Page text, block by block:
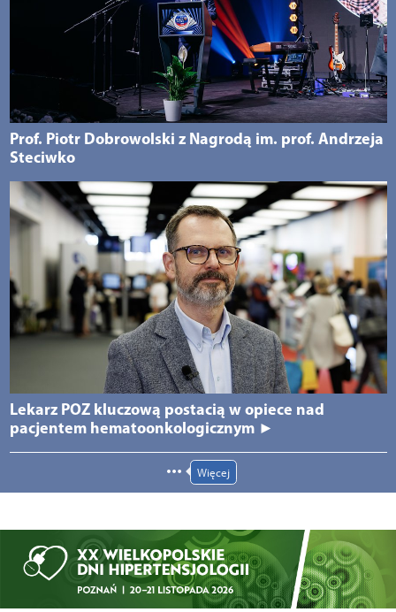
Prof. Piotr Dobrowolski z Nagrodą im. prof. Andrzeja
Steciwko
Lekarz POZ kluczową postacią w opiece nad
pacjentem hematoonkologicznym ►
Więcej